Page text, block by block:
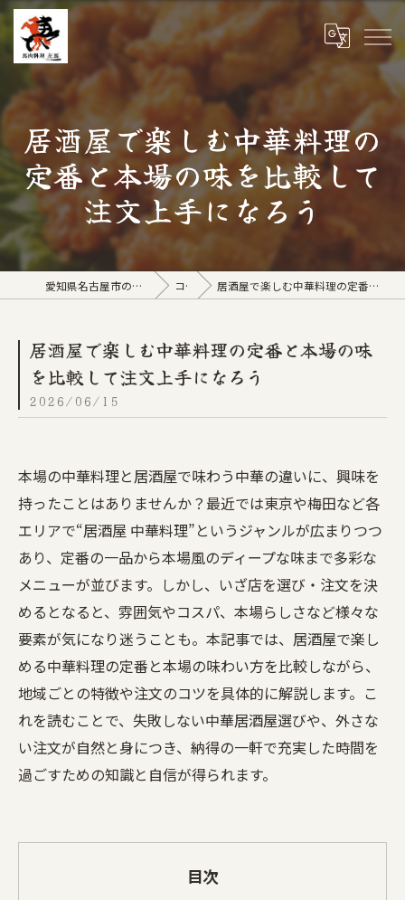
居酒屋で楽しむ中華料理の
定番と本場の味を比較して
注文上手になろう
愛知県名古屋市の居酒屋なら馬肉料理 左馬 コラム 居酒屋で楽しむ中華料理の定番と本場の味を比較して注文上手になろう
居酒屋で楽しむ中華料理の定番と本場の味
を比較して注文上手になろう
2026/06/15
本場の中華料理と居酒屋で味わう中華の違いに、興味を
持ったことはありませんか？最近では東京や梅田など各
エリアで“居酒屋 中華料理”というジャンルが広まりつつ
あり、定番の一品から本場風のディープな味まで多彩な
メニューが並びます。しかし、いざ店を選び・注文を決
めるとなると、雰囲気やコスパ、本場らしさなど様々な
要素が気になり迷うことも。本記事では、居酒屋で楽し
める中華料理の定番と本場の味わい方を比較しながら、
地域ごとの特徴や注文のコツを具体的に解説します。こ
れを読むことで、失敗しない中華居酒屋選びや、外さな
い注文が自然と身につき、納得の一軒で充実した時間を
過ごすための知識と自信が得られます。
目次